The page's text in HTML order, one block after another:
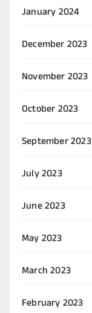
January 2024
December 2023
November 2023
October 2023
September 2023
July 2023
June 2023
May 2023
March 2023
February 2023